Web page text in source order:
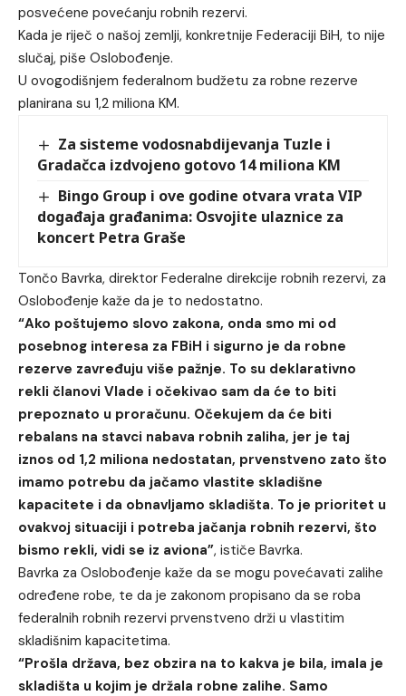
posvećene povećanju robnih rezervi.
Kada je riječ o našoj zemlji, konkretnije Federaciji BiH, to nije
slučaj, piše Oslobođenje.
U ovogodišnjem federalnom budžetu za robne rezerve
planirana su 1,2 miliona KM.
Za sisteme vodosnabdijevanja Tuzle i
Gradačca izdvojeno gotovo 14 miliona KM
Bingo Group i ove godine otvara vrata VIP
događaja građanima: Osvojite ulaznice za
koncert Petra Graše
Tončo Bavrka, direktor Federalne direkcije robnih rezervi, za
Oslobođenje kaže da je to nedostatno.
“Ako poštujemo slovo zakona, onda smo mi od
posebnog interesa za FBiH i sigurno je da robne
rezerve zavređuju više pažnje. To su deklarativno
rekli članovi Vlade i očekivao sam da će to biti
prepoznato u proračunu. Očekujem da će biti
rebalans na stavci nabava robnih zaliha, jer je taj
iznos od 1,2 miliona nedostatan, prvenstveno zato što
imamo potrebu da jačamo vlastite skladišne
kapacitete i da obnavljamo skladišta. To je prioritet u
ovakvoj situaciji i potreba jačanja robnih rezervi, što
bismo rekli, vidi se iz aviona”, ističe Bavrka.
Bavrka za Oslobođenje kaže da se mogu povećavati zalihe
određene robe, te da je zakonom propisano da se roba
federalnih robnih rezervi prvenstveno drži u vlastitim
skladišnim kapacitetima.
“Prošla država, bez obzira na to kakva je bila, imala je
skladišta u kojim je držala robne zalihe. Samo